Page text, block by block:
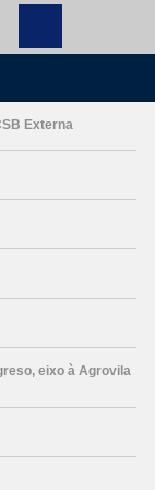
Externa
eixo à Agrovila